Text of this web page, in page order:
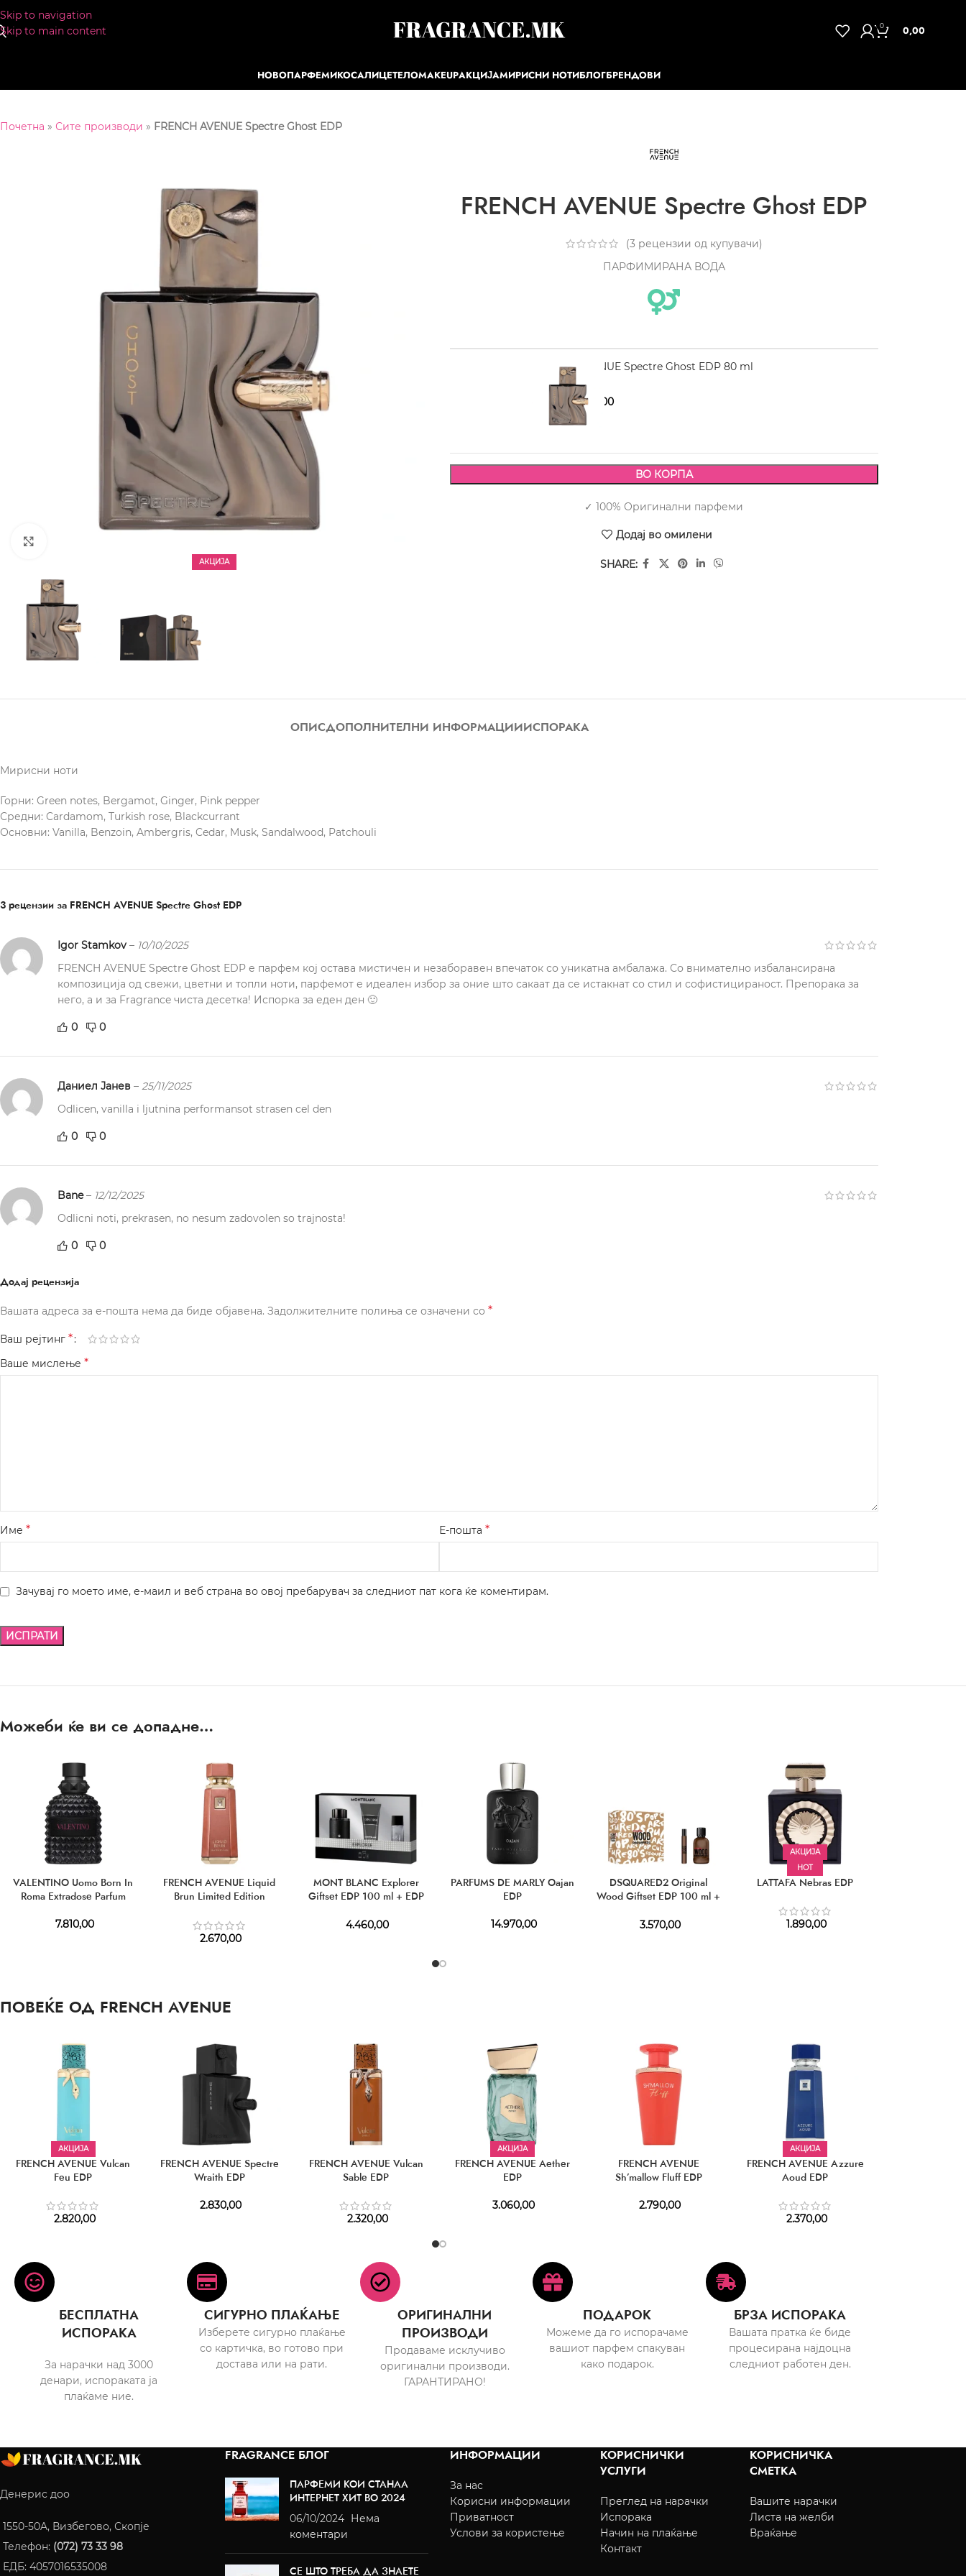
Skip to navigation
Skip to main content
0 0,00
НОВОПАРФЕМИКОСАЛИЦЕТЕЛОMAKEUPАКЦИЈАМИРИСНИ НОТИБЛОГБРЕНДОВИ
Почетна » Сите производи » FRENCH AVENUE Spectre Ghost EDP
АКЦИЈА
FRENCH AVENUE Spectre Ghost EDP
(3 рецензии од купувачи)
ПАРФИМИРАНА ВОДА
FRENCH AVENUE Spectre Ghost EDP 80 ml
2.590,002.170,00
ВО КОРПА
✓ 100% Оригинални парфеми
Додај во омилени
SHARE:
ОПИСДОПОЛНИТЕЛНИ ИНФОРМАЦИИИСПОРАКА
Мирисни ноти
Горни: Green notes, Bergamot, Ginger, Pink pepper
Средни: Cardamom, Turkish rose, Blackcurrant
Основни: Vanilla, Benzoin, Ambergris, Cedar, Musk, Sandalwood, Patchouli
3 рецензии за FRENCH AVENUE Spectre Ghost EDP
Igor Stamkov – 10/10/2025
FRENCH AVENUE Spectre Ghost EDP е парфем кој остава мистичен и незаборавен впечаток со уникатна амбалажа. Со внимателно избалансирана
композиција од свежи, цветни и топли ноти, парфемот е идеален избор за оние што сакаат да се истакнат со стил и софистицираност. Препорака за
него, а и за Fragrance чиста десетка! Испорка за еден ден 🙂
0 0
Даниел Јанев – 25/11/2025
Odlicen, vanilla i ljutnina performansot strasen cel den
0 0
Bane– 12/12/2025
Odlicni noti, prekrasen, no nesum zadovolen so trajnosta!
0 0
Додај рецензија
Вашата адреса за е-пошта нема да биде објавена. Задолжителните полиња се означени со *
Ваш рејтинг *
Ваше мислење *
Име * Е-пошта *
Зачувај го моето име, е-маил и веб страна во овој пребарувач за следниот пат кога ќе коментирам.
Можеби ќе ви се допадне…
VALENTINO Uomo Born In
Roma Extradose Parfum
7.810,00
FRENCH AVENUE Liquid
Brun Limited Edition
2.670,00
MONT BLANC Explorer
Giftset EDP 100 ml + EDP
4.460,00
PARFUMS DE MARLY Oajan
EDP
14.970,00
DSQUARED2 Original
Wood Giftset EDP 100 ml +
3.570,00
АКЦИЈА
HOT
LATTAFA Nebras EDP
1.890,00
ПОВЕЌЕ ОД FRENCH AVENUE
АКЦИЈА
FRENCH AVENUE Vulcan
Feu EDP
2.820,00
FRENCH AVENUE Spectre
Wraith EDP
2.830,00
FRENCH AVENUE Vulcan
Sable EDP
2.320,00
АКЦИЈА
FRENCH AVENUE Aether
EDP
3.060,00
FRENCH AVENUE
Sh’mallow Fluff EDP
2.790,00
АКЦИЈА
FRENCH AVENUE Azzure
Aoud EDP
2.370,00
БЕСПЛАТНА
ИСПОРАКА
За нарачки над 3000
денари, испораката ја
плаќаме ние.
СИГУРНО ПЛАЌАЊЕ
Изберете сигурно плаќање
со картичка, во готово при
достава или на рати.
ОРИГИНАЛНИ
ПРОИЗВОДИ
Продаваме исклучиво
оригинални производи.
ГАРАНТИРАНО!
ПОДАРОК
Можеме да го испорачаме
вашиот парфем спакуван
како подарок.
БРЗА ИСПОРАКА
Вашата пратка ќе биде
процесирана најдоцна
следниот работен ден.
Денерис доо
1550-50A, Визбегово, Скопје
Телефон: (072) 73 33 98
ЕДБ: 4057016535008
FRAGRANCE БЛОГ
ПАРФЕМИ КОИ СТАНАА
ИНТЕРНЕТ ХИТ ВО 2024
06/10/2024 Нема
коментари
СЕ ШТО ТРЕБА ДА ЗНАЕТЕ
ИНФОРМАЦИИ
За нас
Корисни информации
Приватност
Услови за користење
КОРИСНИЧКИ
УСЛУГИ
Преглед на нарачки
Испорака
Начин на плаќање
Контакт
КОРИСНИЧКА
СМЕТКА
Вашите нарачки
Листа на желби
Враќање